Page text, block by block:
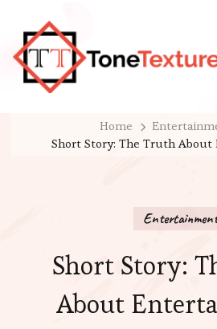
TonetextureHome
Short Story: The Truth
Entertainment
Short Story:
About